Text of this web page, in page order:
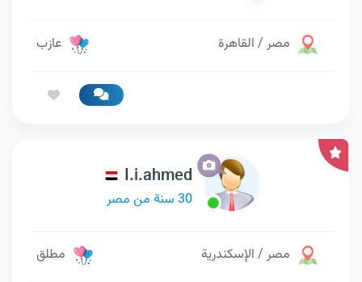
مصر / القاهرة عازب
I.i.ahmed
30 سنة من مصر
مصر / الإسكندرية مطلق